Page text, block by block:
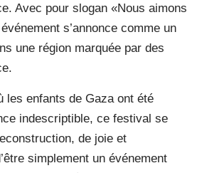
Avec pour slogan «Nous aimons
s’annonce comme un
une région marquée par des
les enfants de Gaza ont été
indescriptible, ce festival se
de joie et
simplement un événement